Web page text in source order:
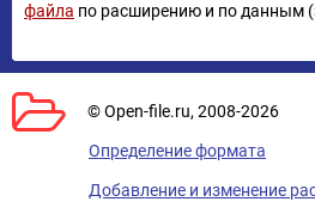
файла по расширению и по данным
© Open-file.ru, 2008-2026
Определение формата
Добавление и изменение